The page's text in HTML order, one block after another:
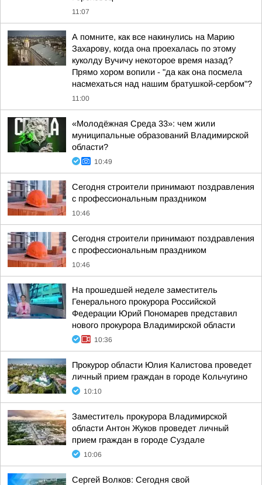
11:07
А помните, как все накинулись на Марию
Захарову, когда она проехалась по этому
куколду Вучичу некоторое время назад?
Прямо хором вопили - "да как она посмела
насмехаться над нашим братушкой-сербом"?
11:00
«Молодёжная Среда 33»: чем жили
муниципальные образований Владимирской
области?
10:49
Сегодня строители принимают поздравления
с профессиональным праздником
10:46
Сегодня строители принимают поздравления
с профессиональным праздником
10:46
На прошедшей неделе заместитель
Генерального прокурора Российской
Федерации Юрий Пономарев представил
нового прокурора Владимирской области
10:36
Прокурор области Юлия Калистова проведет
личный прием граждан в городе Кольчугино
10:10
Заместитель прокурора Владимирской
области Антон Жуков проведет личный
прием граждан в городе Суздале
10:06
Сергей Волков: Сегодня свой